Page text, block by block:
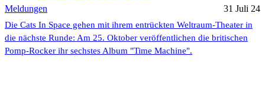
Meldungen 31 Juli 24
Die Cats In Space gehen mit ihrem entrückten Weltraum-Theater in
die nächste Runde: Am 25. Oktober veröffentlichen die britischen
Pomp-Rocker ihr sechstes Album "Time Machine".